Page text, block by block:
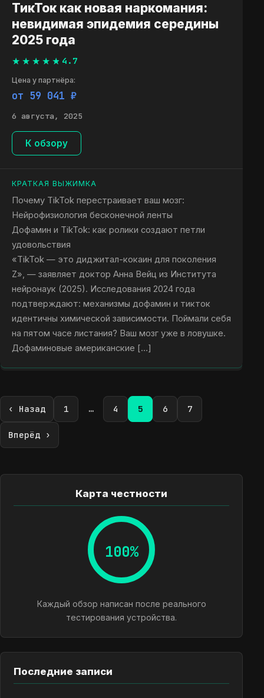
ТикТок как новая наркомания:
невидимая эпидемия середины
2025 года
4.7
Цена у партнёра:
от 59 041 ₽
6 августа, 2025
К обзору
КРАТКАЯ ВЫЖИМКА
Почему TikTok перестраивает ваш мозг:
Нейрофизиология бесконечной ленты
Дофамин и TikTok: как ролики создают петли
удовольствия
«TikTok — это диджитал-кокаин для поколения
Z», — заявляет доктор Анна Вейц из Института
нейронаук (2025). Исследования 2024 года
подтверждают: механизмы дофамин и тикток
идентичны химической зависимости. Поймали себя
на пятом часе листания? Ваш мозг уже в ловушке.
Дофаминовые американские […]
‹ Назад 1 … 4 5 6 7
Вперёд ›
Карта честности
100%
Каждый обзор написан после реального
тестирования устройства.
Последние записи